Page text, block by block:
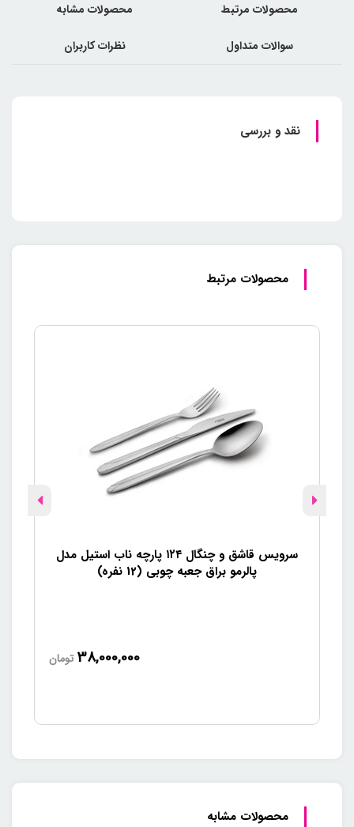
محصولات مرتبط محصولات مشابه
سوالات متداول نظرات کاربران
نقد و بررسی
محصولات مرتبط
سرویس قاشق و چنگال ۱۲۴ پارچه ناب استیل مدل
پالرمو براق جعبه چوبی (12 نفره)
38,000,000 تومان
محصولات مشابه